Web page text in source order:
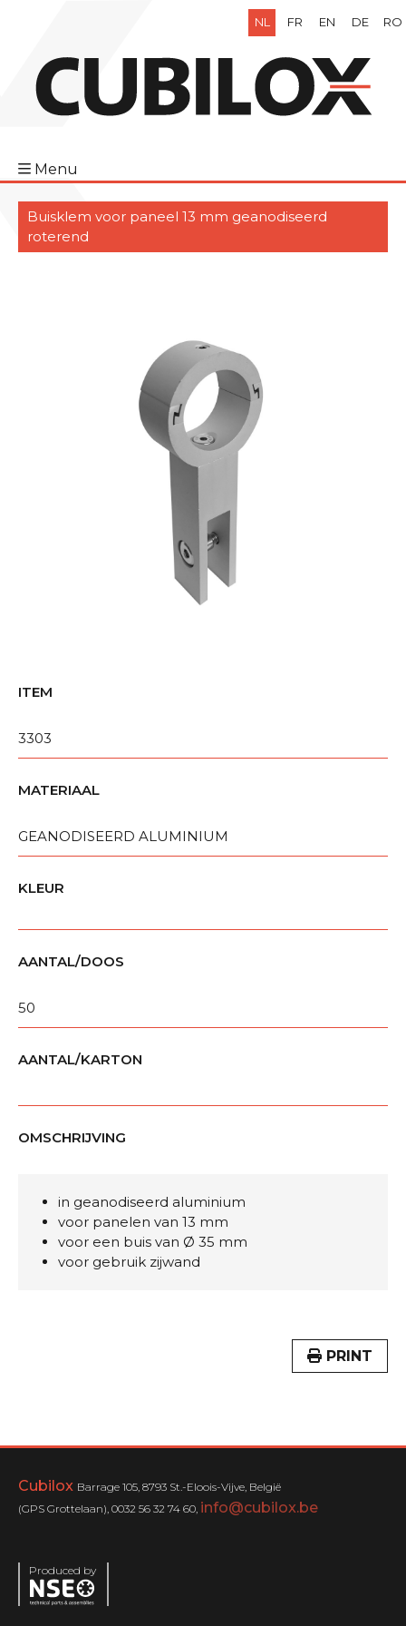
NL FR EN DE RO
Menu
Buisklem voor paneel 13 mm geanodiseerd
roterend
ITEM
3303
MATERIAAL
GEANODISEERD ALUMINIUM
KLEUR
AANTAL/DOOS
50
AANTAL/KARTON
OMSCHRIJVING
in geanodiseerd aluminium
voor panelen van 13 mm
voor een buis van Ø 35 mm
voor gebruik zijwand
PRINT
Cubilox Barrage 105, 8793 St.-Eloois-Vijve, België
(GPS Grottelaan), 0032 56 32 74 60, info@cubilox.be
Produced by